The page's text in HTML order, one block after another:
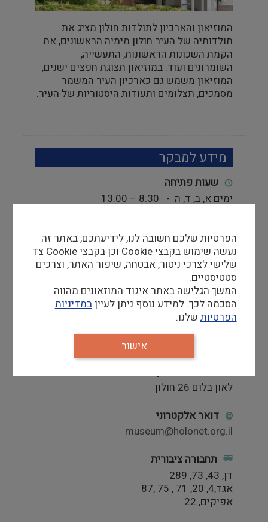
המוזיאון והארכיון לתולדות חולון מציג את
תולדותיה של העיר חולון מימיה הראשונים, את
הקמת השכונות הראשונות, התעשייה,
השומרונים ועוד. במוזיאון תצוגת חפצים ישנים,
המוזיאון משמש גם כארכיון העיר המשמר
מסמכים, תצלומים ותעודות היסטוריות של העיר.
מידע למבקר
שעות פתיחה
ימים א, ב, ד, ה - 8:30 – 13:00
אתר
http://www.infocenters.co.il/hham
טלפון
03-5050425
לאון בלום 26 חולון
דואר אלקטרוני
museum@holonet.org.il
תחבורה ציבורית
דן, 43, 73, 289
אגד,4, 20, 71 , 75 ,87
אפיקים, 22
הפרטיות שלכם חשובה לנו, לידיעתכם, באתר זה
נעשה שימוש בקבצי Cookie וכן בקבצי Cookie צד
שלישי לצרכי ניטור, אבטחה, שיפור האתר, וצרכים
סטטיסטיים.
המשך הגלישה באתר איגוד המוזאונים מהווה
הסכמה לכך. למידע נוסף ניתן לעייןבמדיניות
הפרטיות שלנו.
אישור